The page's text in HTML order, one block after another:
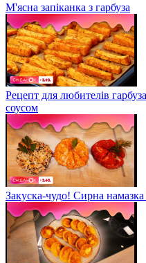
М'ясна запіканка з гарбуза
Рецепт для любителів
соусом
Закуска-чудо! Сирна